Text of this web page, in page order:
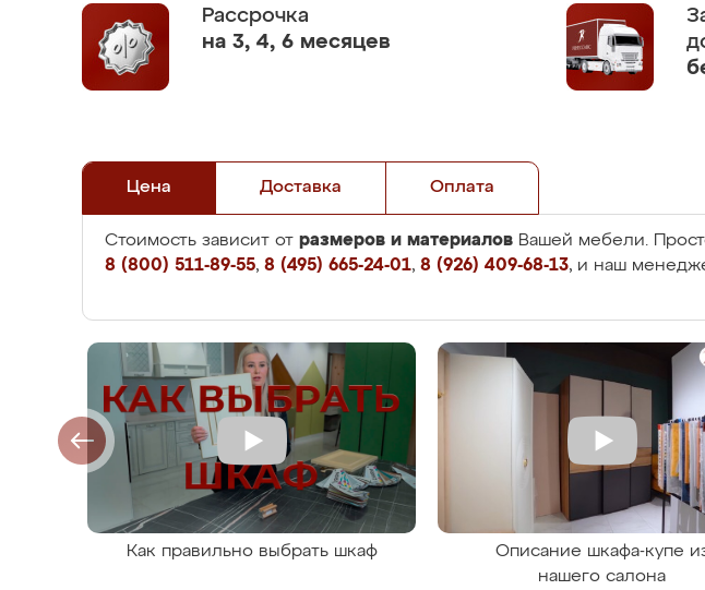
Рассрочка
на 3, 4, 6 месяцев
Цена Доставка Оплата
Стоимость зависит от размеров и материалов Вашей мебели.
8 (800) 511-89-55, 8 (495) 665-24-01, 8 (926) 409-68-13, и наш
Как правильно выбрать шкаф
Описание шкафа-купе
нашего салона